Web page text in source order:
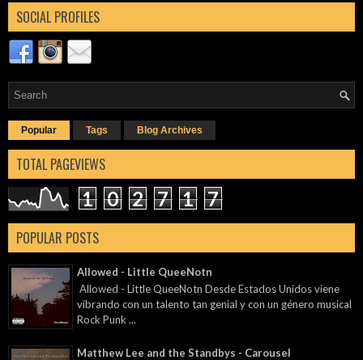
SOCIAL PROFILES
Popular Tags Blog Archives
TOTAL PAGEVIEWS
1 0 2 7 1 7
POPULAR POSTS
Allowed - Little QueeNotn
Allowed - Little QueeNotn Desde Estados Unidos viene
vibrando con un talento tan genial y con un género musical
Rock Punk ...
Matthew Lee and the Standbys - Carousel